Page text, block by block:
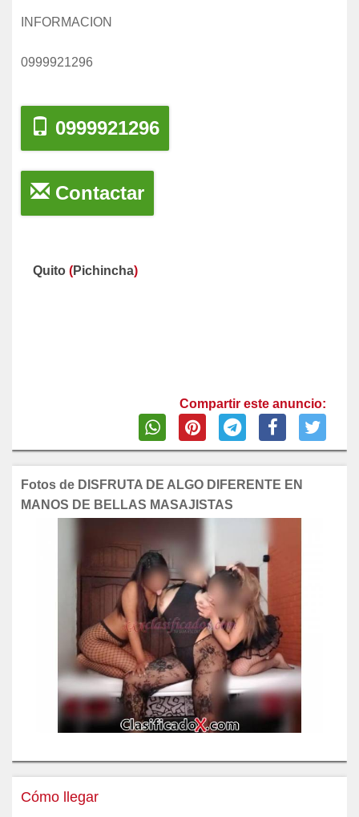
INFORMACION
0999921296
0999921296
Contactar
Quito (Pichincha)
Compartir este anuncio:
Fotos de DISFRUTA DE ALGO DIFERENTE EN
MANOS DE BELLAS MASAJISTAS
Cómo llegar